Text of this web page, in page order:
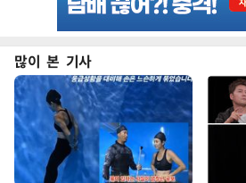
많이 본 기사